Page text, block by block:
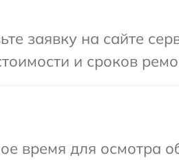
заявку на сайте
и сроков
время для осмотра